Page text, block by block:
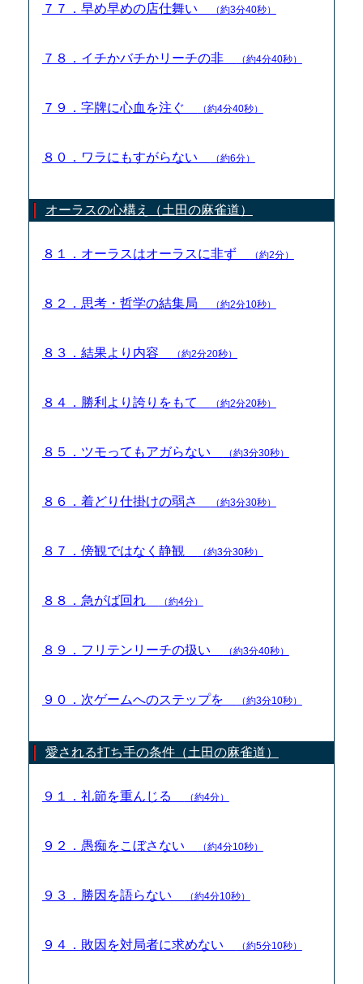
７７．早め早めの店仕舞い （約3分40秒）
７８．イチかバチかリーチの非 （約4分40秒）
７９．字牌に心血を注ぐ （約4分40秒）
８０．ワラにもすがらない （約6分）
オーラスの心構え（土田の麻雀道）
８１．オーラスはオーラスに非ず （約2分）
８２．思考・哲学の結集局 （約2分10秒）
８３．結果より内容 （約2分20秒）
８４．勝利より誇りをもて （約2分20秒）
８５．ツモってもアガらない （約3分30秒）
８６．着どり仕掛けの弱さ （約3分30秒）
８７．傍観ではなく静観 （約3分30秒）
８８．急がば回れ （約4分）
８９．フリテンリーチの扱い （約3分40秒）
９０．次ゲームへのステップを （約3分10秒）
愛される打ち手の条件（土田の麻雀道）
９１．礼節を重んじる （約4分）
９２．愚痴をこぼさない （約4分10秒）
９３．勝因を語らない （約4分10秒）
９４．敗因を対局者に求めない （約5分10秒）